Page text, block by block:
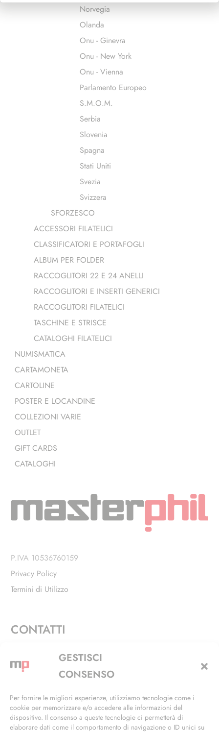
GESTISCI
CONSENSO
Per fornire le migliori esperienze, utilizziamo tecnologie come i
cookie per memorizzare e/o accedere alle informazioni del
dispositivo. Il consenso a queste tecnologie ci permetterà di
elaborare dati come il comportamento di navigazione o ID unici su
Norvegia
Olanda
Onu - Ginevra
Onu - New York
Onu - Vienna
Parlamento Europeo
S.M.O.M.
Serbia
Slovenia
Spagna
Stati Uniti
Svezia
Svizzera
SFORZESCO
ACCESSORI FILATELICI
CLASSIFICATORI E PORTAFOGLI
ALBUM PER FOLDER
RACCOGLITORI 22 E 24 ANELLI
RACCOGLITORI E INSERTI GENERICI
RACCOGLITORI FILATELICI
TASCHINE E STRISCE
CATALOGHI FILATELICI
NUMISMATICA
CARTAMONETA
CARTOLINE
POSTER E LOCANDINE
COLLEZIONI VARIE
OUTLET
GIFT CARDS
CATALOGHI
P.IVA 10536760159
Privacy Policy
Termini di Utilizzo
CONTATTI
Via Alfieri, 27 - Trezzano Sul Naviglio (MI)
+39 02 4846 3155
info@masterphil.it